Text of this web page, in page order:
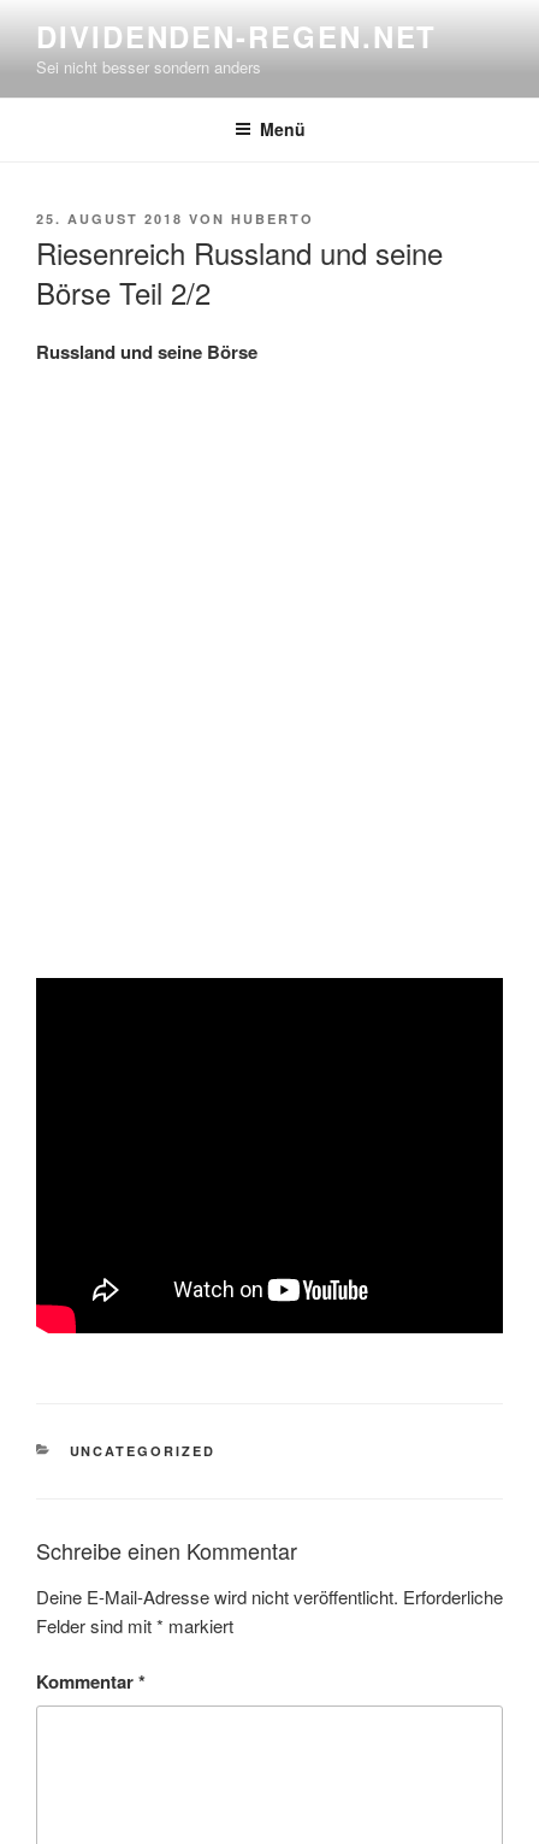
springen
DIVIDENDEN-REGEN.NET
Sei nicht besser sondern anders
Menü
VERÖFFENTLICHT
25. AUGUST 2018 VON HUBERTO
Riesenreich Russland und seine
Börse Teil 2/2
Russland und seine Börse
KATEGORIEN
UNCATEGORIZED
Schreibe einen Kommentar
Deine E-Mail-Adresse wird nicht veröffentlicht. Erforderliche
Felder sind mit* markiert
Kommentar*